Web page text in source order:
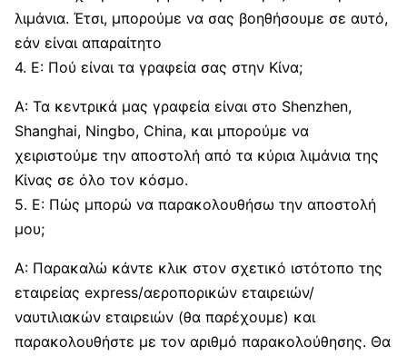
λιμάνια. Έτσι, μπορούμε να σας βοηθήσουμε σε αυτό,
εάν είναι απαραίτητο
4. Ε: Πού είναι τα γραφεία σας στην Κίνα;
Α: Τα κεντρικά μας γραφεία είναι στο Shenzhen,
Shanghai, Ningbo, China, και μπορούμε να
χειριστούμε την αποστολή από τα κύρια λιμάνια της
Κίνας σε όλο τον κόσμο.
5. Ε: Πώς μπορώ να παρακολουθήσω την αποστολή
μου;
Α: Παρακαλώ κάντε κλικ στον σχετικό ιστότοπο της
εταιρείας express/αεροπορικών εταιρειών/
ναυτιλιακών εταιρειών (θα παρέχουμε) και
παρακολουθήστε με τον αριθμό παρακολούθησης. Θα